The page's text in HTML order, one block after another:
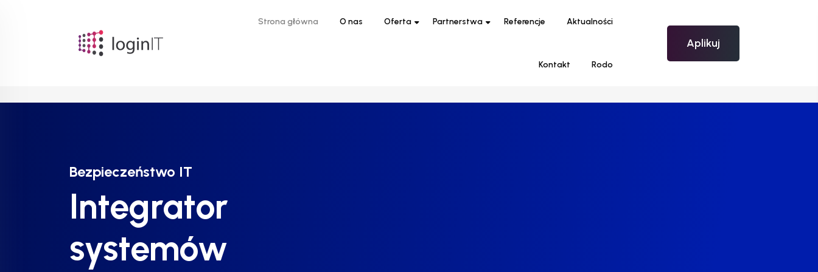
Strona główna O nas Oferta Partnerstwa Referencje Aktualności
Kontakt Rodo
Aplikuj
Bezpieczeństwo IT
Integrator
systemów
Bezpieczeństwo IT
Integrator
systemów
Bezpieczeństwo IT
Integrator
systemów